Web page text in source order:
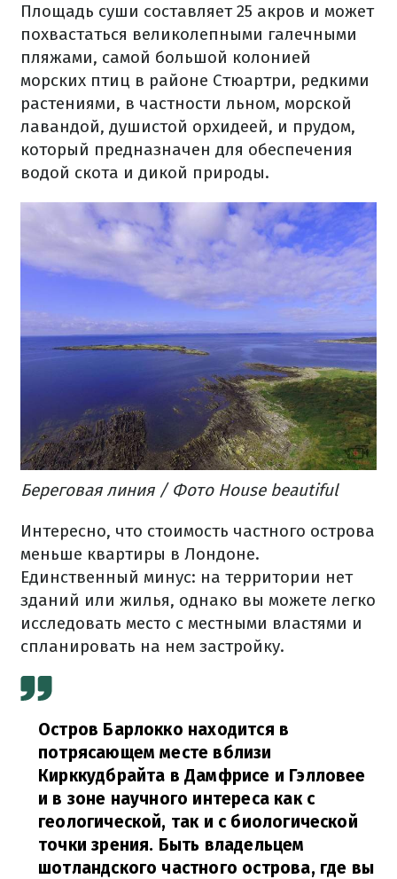
Площадь суши составляет 25 акров и может
похвастаться великолепными галечными
пляжами, самой большой колонией
морских птиц в районе Стюартри, редкими
растениями, в частности льном, морской
лавандой, душистой орхидеей, и прудом,
который предназначен для обеспечения
водой скота и дикой природы.
Береговая линия / Фото House beautiful
Интересно, что стоимость частного острова
меньше квартиры в Лондоне.
Единственный минус: на территории нет
зданий или жилья, однако вы можете легко
исследовать место с местными властями и
спланировать на нем застройку.
Остров Барлокко находится в
потрясающем месте вблизи
Кирккудбрайта в Дамфрисе и Гэлловее
и в зоне научного интереса как с
геологической, так и с биологической
точки зрения. Быть владельцем
шотландского частного острова, где вы